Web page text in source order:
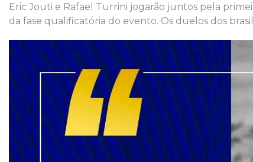
Eric Jouti e Rafael Turrini jogarão juntos pela
da fase qualificatória do evento. Os duelos dos